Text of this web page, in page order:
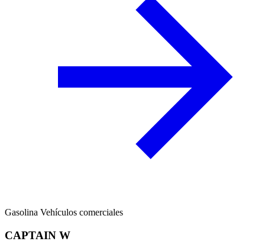
Gasolina Vehículos comerciales
CAPTAIN W